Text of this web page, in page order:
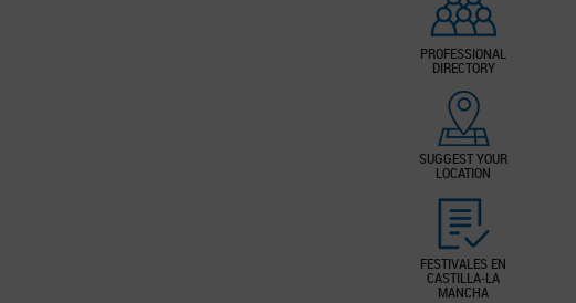
PROFESSIONAL
DIRECTORY
SUGGEST YOUR
LOCATION
FESTIVALES EN
CASTILLA-LA
MANCHA